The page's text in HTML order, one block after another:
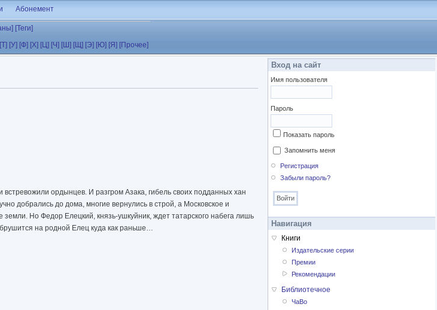
Абонемент
[Теги]
[Т] [У] [Ф] [Х] [Ц] [Ч] [Ш] [Щ] [Э] [Ю] [Я] [Прочее]
ордынцев. И разгром Азака, гибель своих подданных хан
добрались до дома, многие вернулись в строй, а Московское и
Но Федор Елецкий, князь-ушкуйник, ждет татарского набега лишь
на родной Елец куда как раньше…
Вход на сайт
Имя пользователя
Пароль
Показать пароль
Запомнить меня
Регистрация
Забыли пароль?
Навигация
Книги
Издательские серии
Премии
Рекомендации
Библиотечное
ЧаВо